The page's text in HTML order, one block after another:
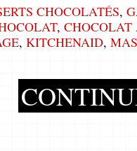
CHOCOLATÉS,
,
, KITCHENAID,